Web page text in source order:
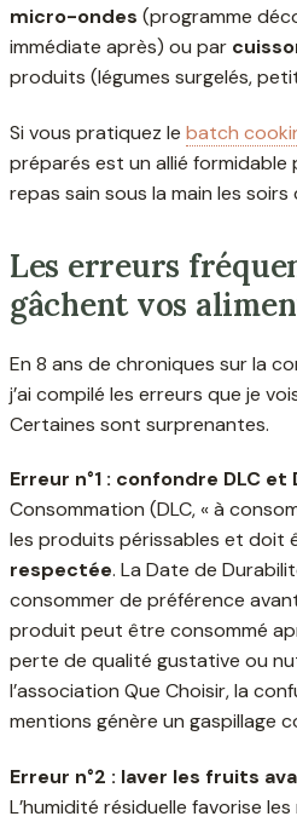
micro-ondes (programme
immédiate après) ou par
produits (légumes surgelés,
Si vous pratiquez le batch
préparés est un allié
repas sain sous la main les soirs
Les erreurs
gâchent vos
En 8 ans de chroniques sur la
j’ai compilé les erreurs que je
Certaines sont surprenantes.
Erreur n°1 : confondre DLC et
Consommation (DLC, « à
les produits périssables et doit
respectée. La Date de
consommer de préférence
produit peut être consommé
perte de qualité gustative ou
l’association Que Choisir, la
mentions génère un gaspillage
Erreur n°2 : laver les fruits
L’humidité résiduelle favorise les